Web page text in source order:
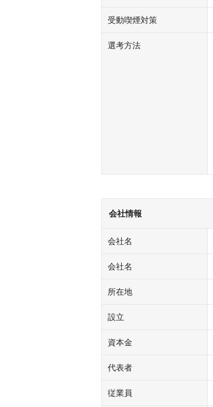
受動喫煙対策
選考方法
会社情報
会社名
会社名
所在地
設立
資本金
代表者
従業員